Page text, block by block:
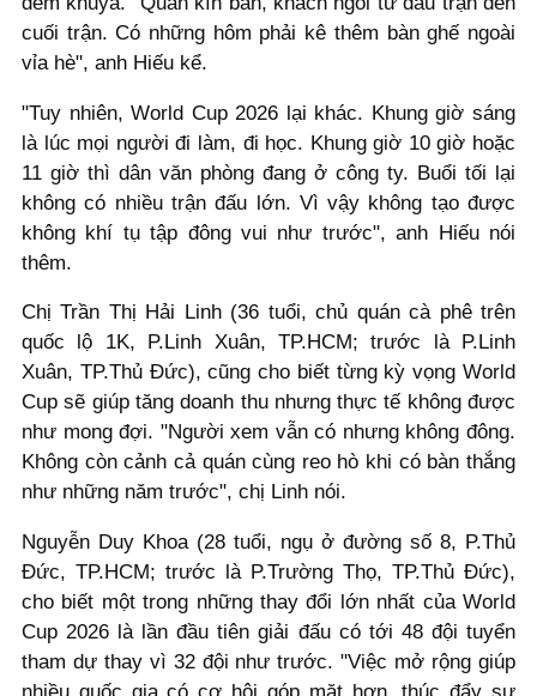
cuối trận. Có những hôm phải kê thêm bàn ghế ngoài
vỉa hè", anh Hiếu kể.
"Tuy nhiên, World Cup 2026 lại khác. Khung giờ sáng
là lúc mọi người đi làm, đi học. Khung giờ 10 giờ hoặc
11 giờ thì dân văn phòng đang ở công ty. Buổi tối lại
không có nhiều trận đấu lớn. Vì vậy không tạo được
không khí tụ tập đông vui như trước", anh Hiếu nói
thêm.
Chị Trần Thị Hải Linh (36 tuổi, chủ quán cà phê trên
quốc lộ 1K, P.Linh Xuân, TP.HCM; trước là P.Linh
Xuân, TP.Thủ Đức), cũng cho biết từng kỳ vọng World
Cup sẽ giúp tăng doanh thu nhưng thực tế không được
như mong đợi. "Người xem vẫn có nhưng không đông.
Không còn cảnh cả quán cùng reo hò khi có bàn thắng
như những năm trước", chị Linh nói.
Nguyễn Duy Khoa (28 tuổi, ngụ ở đường số 8, P.Thủ
Đức, TP.HCM; trước là P.Trường Thọ, TP.Thủ Đức),
cho biết một trong những thay đổi lớn nhất của World
Cup 2026 là lần đầu tiên giải đấu có tới 48 đội tuyển
tham dự thay vì 32 đội như trước. "Việc mở rộng giúp